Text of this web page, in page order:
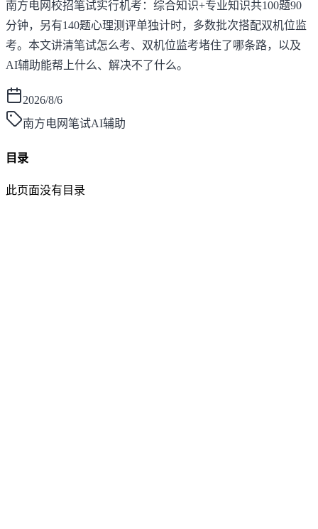
南方电网校招笔试实行机考：综合知识+专业知识共100题90
分钟，另有140题心理测评单独计时，多数批次搭配双机位监
考。本文讲清笔试怎么考、双机位监考堵住了哪条路，以及
AI辅助能帮上什么、解决不了什么。
2026/8/6
南方电网笔试AI辅助
目录
此页面没有目录